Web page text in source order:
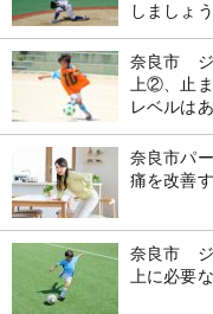
しましょう
奈良市 ジ
上②、止
レベルは
奈良市パ
痛を改善
奈良市 ジ
上に必要